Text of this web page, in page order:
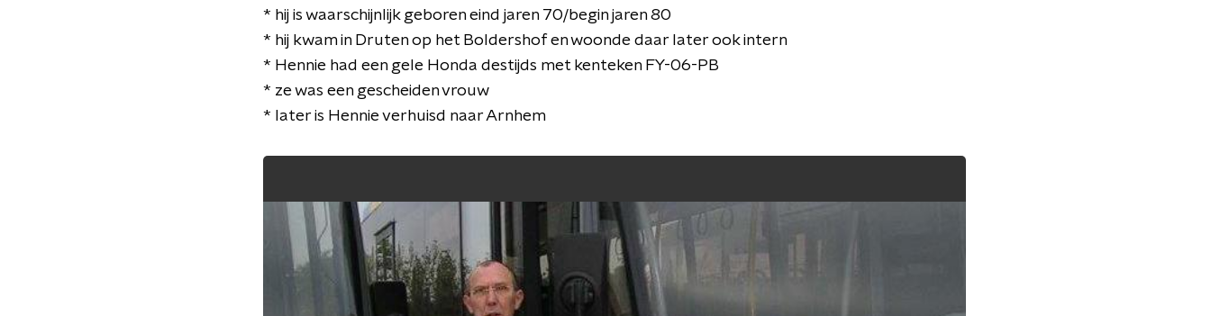
* hij is waarschijnlijk geboren eind jaren 70/begin jaren 80
* hij kwam in Druten op het Boldershof en woonde daar later ook intern
* Hennie had een gele Honda destijds met kenteken FY-06-PB
* ze was een gescheiden vrouw
* later is Hennie verhuisd naar Arnhem